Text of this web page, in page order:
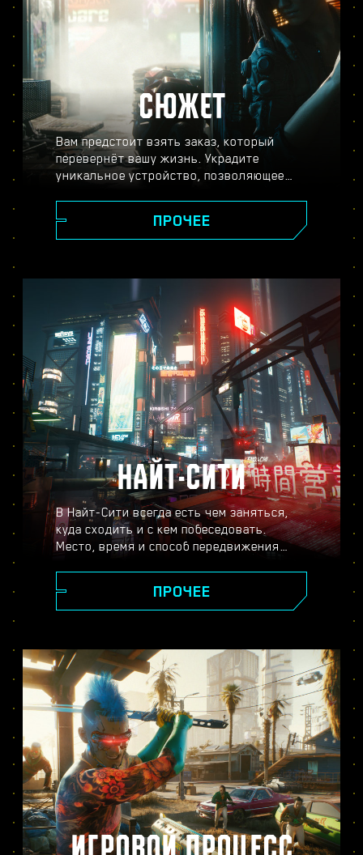
СЮЖЕТ
Вам предстоит взять заказ, который
перевернёт вашу жизнь. Украдите
уникальное устройство, позволяющее
ваши поступки влияют на ход сюжета и
всё, что вас окружает. Выполняйте
Сити, чтобы превратиться из уличного
киберпанка в наёмника высшей лиги и
раскрыть тайну бесценного устройства,
за которым идёт настоящая охота.
ПРОЧЕЕ
НАЙТ-СИТИ
В Найт-Сити всегда есть чем заняться,
куда сходить и с кем побеседовать.
Место, время и способ передвижения
пустынных окрестностей города, повсюду
вас ждут новые тайны и неожиданные
ПРОЧЕЕ